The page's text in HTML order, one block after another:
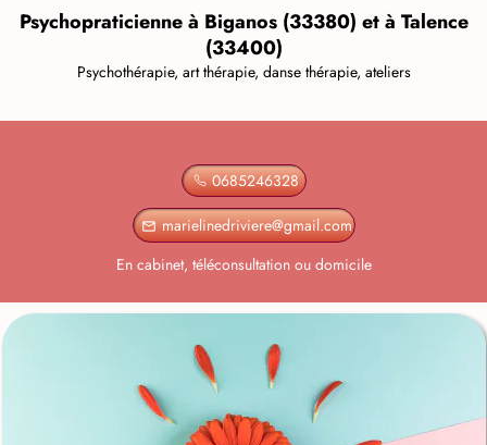
Psychopraticienne à Biganos (33380) et à Talence
(33400)
Psychothérapie, art thérapie, danse thérapie, ateliers
0685246328
mail_outline marielinedriviere@gmail.com
En cabinet, téléconsultation ou domicile